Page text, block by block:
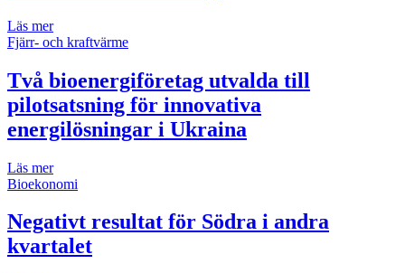
Läs mer
Fjärr- och kraftvärme
Två bioenergiföretag utvalda till
pilotsatsning för innovativa
energilösningar i Ukraina
Läs mer
Bioekonomi
Negativt resultat för Södra i andra
kvartalet